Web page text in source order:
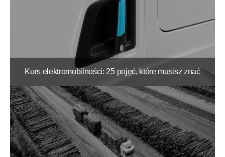
Kurs elektromobilności: 25 pojęć, które musisz znać